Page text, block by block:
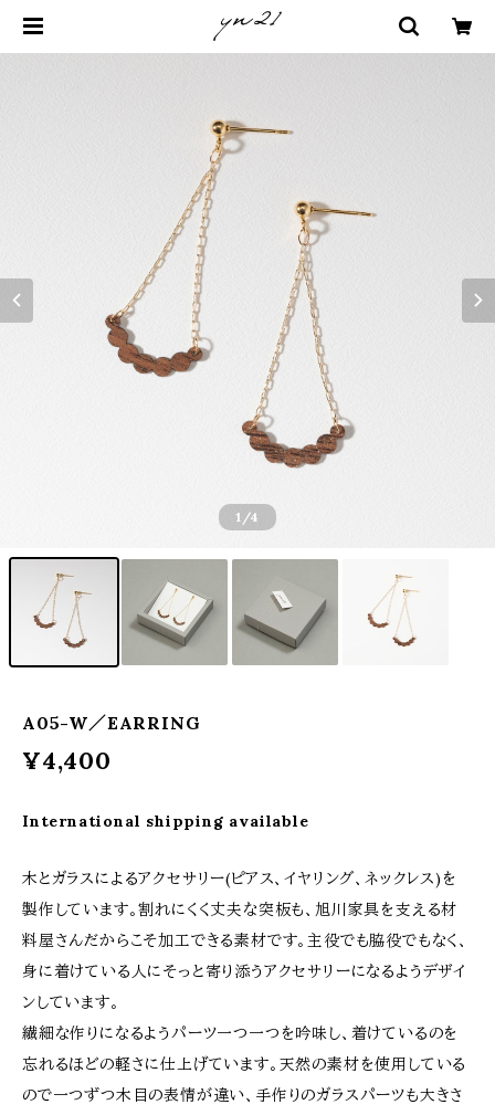
1 /4
A05-W／EARRING
¥4,400
International shipping available
木とガラスによるアクセサリー(ピアス、イヤリング、ネックレス)を
製作しています。割れにくく丈夫な突板も、旭川家具を支える材
料屋さんだからこそ加工できる素材です。主役でも脇役でもなく、
身に着けている人にそっと寄り添うアクセサリーになるようデザイ
ンしています。
繊細な作りになるようパーツ一つ一つを吟味し、着けているのを
忘れるほどの軽さに仕上げています。天然の素材を使用している
ので一つずつ木目の表情が違い、手作りのガラスパーツも大きさ